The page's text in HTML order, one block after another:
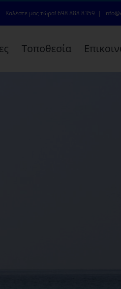
Καλέστε μας τώρα! 698 888 8359 |
Τοποθεσία